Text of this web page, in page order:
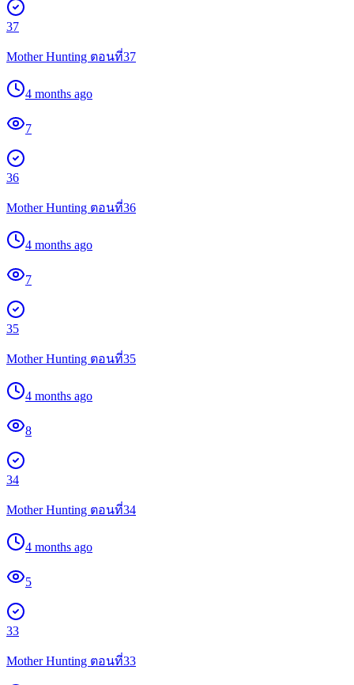
37
Mother Hunting ตอนที่37
4 months ago
7
36
Mother Hunting ตอนที่36
4 months ago
7
35
Mother Hunting ตอนที่35
4 months ago
8
34
Mother Hunting ตอนที่34
4 months ago
5
33
Mother Hunting ตอนที่33